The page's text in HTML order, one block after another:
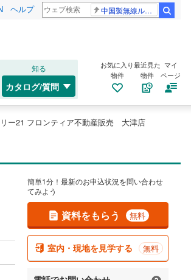
ヘルプ 中国製無線ルーター
知る
カタログ/質問
お気に入り
物件
最近見た
物件
マイ
ページ
ー21 フロンティア不動産販売 大津店
簡単1分！最新のお申込状況を問い合わせ
てみよう
資料をもらう 無料
室内・現地を見学する 無料